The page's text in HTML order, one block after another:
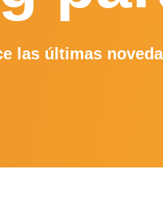
las últimas